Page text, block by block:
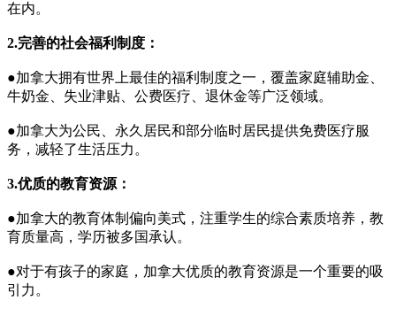
在内。
2.完善的社会福利制度：
●加拿大拥有世界上最佳的福利制度之一，覆盖家庭辅助金、
牛奶金、失业津贴、公费医疗、退休金等广泛领域。
●加拿大为公民、永久居民和部分临时居民提供免费医疗服
务，减轻了生活压力。
3.优质的教育资源：
●加拿大的教育体制偏向美式，注重学生的综合素质培养，教
育质量高，学历被多国承认。
●对于有孩子的家庭，加拿大优质的教育资源是一个重要的吸
引力。